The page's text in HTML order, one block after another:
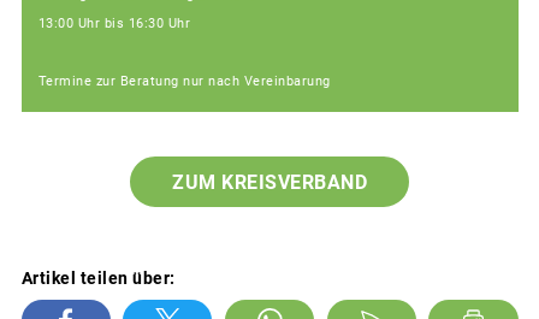
13:00 Uhr bis 16:30 Uhr
Termine zur Beratung nur nach Vereinbarung
ZUM KREISVERBAND
Artikel teilen über: